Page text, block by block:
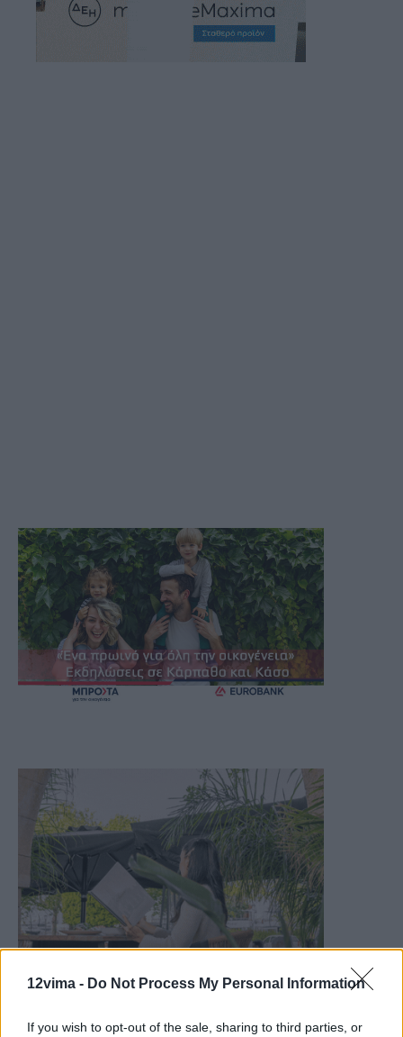
12vima - Do Not Process My Personal Information
If you wish to opt-out of the sale, sharing to third parties, or